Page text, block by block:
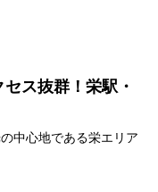
ス抜群！栄駅・
中心地である栄エリア